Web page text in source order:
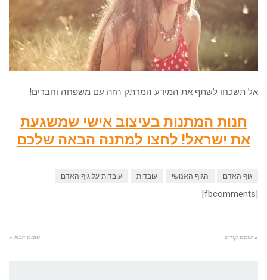
אל תשכחו לשתף את המידע המרתק הזה עם משפחה וחברים!
חנות המתנות בעיצוב אישי שמשגעת
את ישראל! לחצו למתנה הבאה שלכם
גוף האדם הגוף האנושי עובדות עובדות על גוף האדם
« פוסט קודם פוסט הבא »